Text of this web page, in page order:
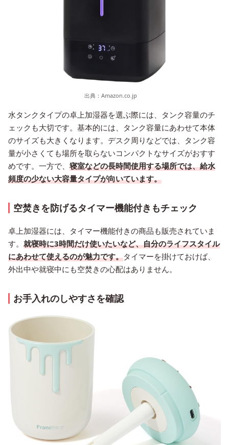
出典： Amazon.co.jp
水タンクタイプの卓上加湿器を選ぶ際には、タンク容量のチ
ェックも大切です。基本的には、タンク容量にあわせて本体
のサイズも大きくなります。デスク周りなどでは、タンク容
量が小さくても場所を取らないコンパクトなサイズがおすす
めです。一方で、 寝室などの長時間使用する場所では、給水
頻度の少ない大容量タイプが向いています。
空焚きを防げるタイマー機能付きもチェック
卓上加湿器には、タイマー機能付きの商品も販売されていま
す。 就寝時に3時間だけ使いたいなど、自分のライフスタイル
にあわせて使えるのが魅力です。タイマーを掛けておけば、
外出中や就寝中にも空焚きの心配はありません。
お手入れのしやすさを確認